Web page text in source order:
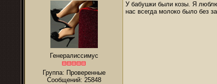
Генералиссимус
Группа: Проверенные
Сообщений: 25848
У бабушки были козы. Я
нас всегда молоко было без